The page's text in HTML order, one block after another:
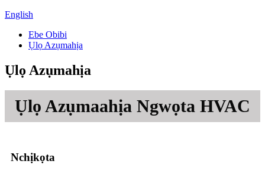
English
Ebe Obibi
Ụlọ Azụmahịa
Ụlọ Azụmahịa
Ụlọ Azụmaahịa Ngwọta HVAC
Nchịkọta